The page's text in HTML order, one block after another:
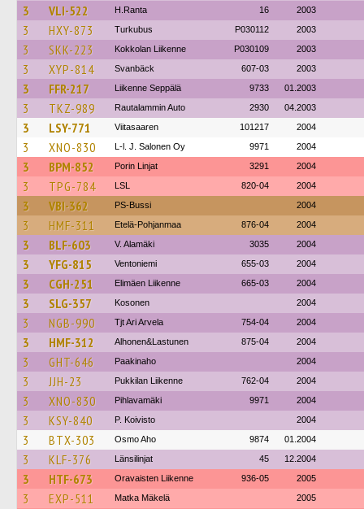
3 VLI-522 H.Ranta 16 2003
3 HXY-873 Turkubus P030112 2003
3 SKK-223 Kokkolan Liikenne P030109 2003
3 XYP-814 Svanbäck 607-03 2003
3 FFR-217 Liikenne Seppälä 9733 01.2003
3 TKZ-989 Rautalammin Auto 2930 04.2003
3 LSY-771 Viitasaaren 101217 2004
3 XNO-830 L-l. J. Salonen Oy 9971 2004
3 BPM-852 Porin Linjat 3291 2004
3 TPG-784 LSL 820-04 2004
3 VBI-362 PS-Bussi 2004
3 HMF-311 Etelä-Pohjanmaa 876-04 2004
3 BLF-603 V. Alamäki 3035 2004
3 YFG-815 Ventoniemi 655-03 2004
3 CGH-251 Elimäen Liikenne 665-03 2004
3 SLG-357 Kosonen 2004
3 NGB-990 Tjt Ari Arvela 754-04 2004
3 HMF-312 Alhonen&Lastunen 875-04 2004
3 GHT-646 Paakinaho 2004
3 JJH-23 Pukkilan Liikenne 762-04 2004
3 XNO-830 Pihlavamäki 9971 2004
3 KSY-840 P. Koivisto 2004
3 BTX-303 Osmo Aho 9874 01.2004
3 KLF-376 Länsilinjat 45 12.2004
3 HTF-673 Oravaisten Liikenne 936-05 2005
3 EXP-511 Matka Mäkelä 2005